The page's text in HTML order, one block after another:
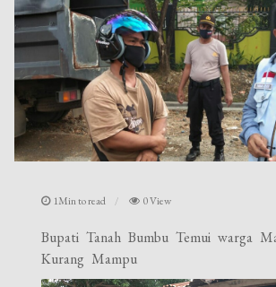
1Min to read 0 View
Bupati Tanah Bumbu Temui warga
Kurang Mampu